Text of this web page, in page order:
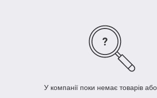
У компанії поки немає товарів